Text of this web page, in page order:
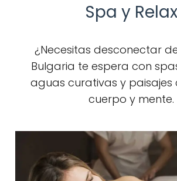
Spa y Relax
¿Necesitas desconectar
Bulgaria te espera con
aguas curativas y paisajes
cuerpo y mente.